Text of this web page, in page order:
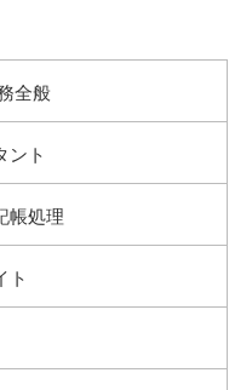
全般
ント
帳処理
ト